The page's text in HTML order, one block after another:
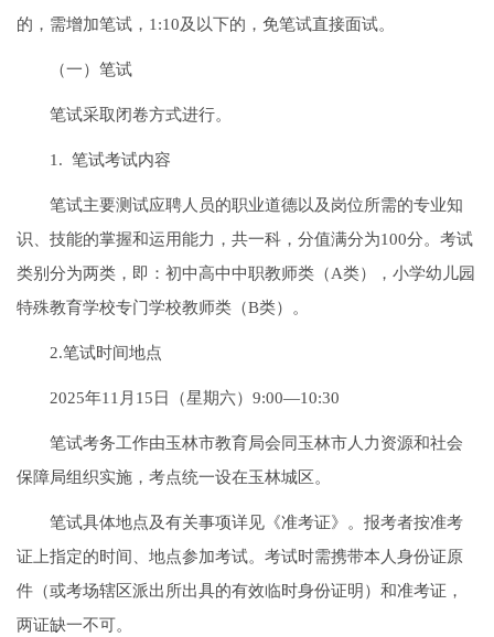
的，需增加笔试，1:10及以下的，免笔试直接面试。
（一）笔试
笔试采取闭卷方式进行。
1. 笔试考试内容
笔试主要测试应聘人员的职业道德以及岗位所需的专业知
识、技能的掌握和运用能力，共一科，分值满分为100分。考试
类别分为两类，即：初中高中中职教师类（A类），小学幼儿园
特殊教育学校专门学校教师类（B类）。
2.笔试时间地点
2025年11月15日（星期六）9:00—10:30
笔试考务工作由玉林市教育局会同玉林市人力资源和社会
保障局组织实施，考点统一设在玉林城区。
笔试具体地点及有关事项详见《准考证》。报考者按准考
证上指定的时间、地点参加考试。考试时需携带本人身份证原
件（或考场辖区派出所出具的有效临时身份证明）和准考证，
两证缺一不可。